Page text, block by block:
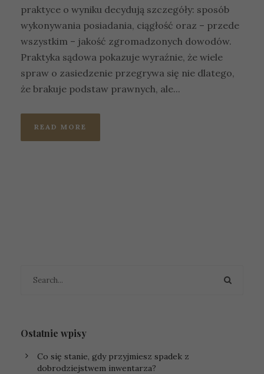
praktyce o wyniku decydują szczegóły: sposób
wykonywania posiadania, ciągłość oraz – przede
wszystkim – jakość zgromadzonych dowodów.
Praktyka sądowa pokazuje wyraźnie, że wiele
spraw o zasiedzenie przegrywa się nie dlatego,
że brakuje podstaw prawnych, ale...
READ MORE
Ostatnie wpisy
Co się stanie, gdy przyjmiesz spadek z
dobrodziejstwem inwentarza?